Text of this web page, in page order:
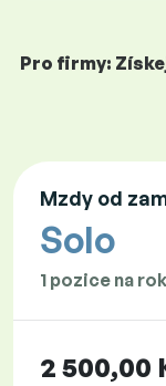
Pro firmy:
Mzdy od
Solo
1 pozice na rok
2 500,00